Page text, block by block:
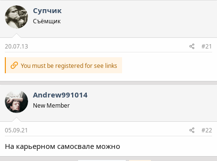
т
о
р
т
е
м
и
а
с
в
р
е
н
н
я
Супчик
Съёмщик
20.07.13 #21
You must be registered for see links
Andrew991014
New Member
05.09.21 #22
На карьерном самосвале можно